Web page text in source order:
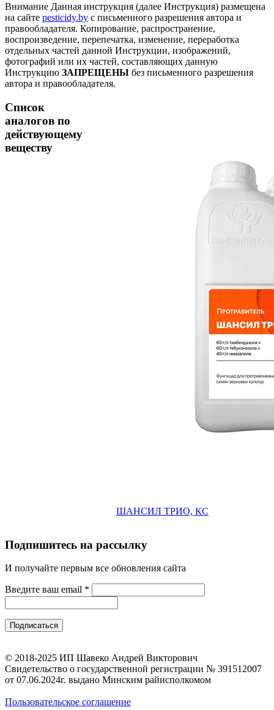
Внимание Данная инструкция (далее Инструкция) размещена
на сайте pesticidy.by с письменного разрешения автора и
правообладателя. Копирование, распространение,
воспроизведение, перепечатка, изменение, переработка
отдельных частей данной Инструкции, изображений,
фотографий или их частей, составляющих данную
Инструкцию ЗАПРЕЩЕНЫ без письменного разрешения
автора и правообладателя.
Список
аналогов по
действующему
веществу
ШАНСИЛ ТРИО, КС
Подпишитесь на рассылку
И получайте первым все обновления сайта
Введите ваш email *
© 2018-2025 ИП Шавеко Андрей Викторович
Свидетельство о государственной регистрации № 391512007
от 07.06.2024г. выдано Минским райисполкомом
Пользовательское соглашение